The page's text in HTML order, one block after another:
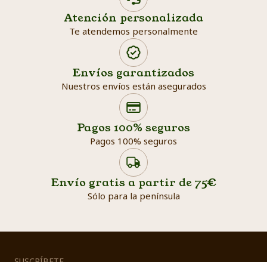
Atención personalizada
Te atendemos personalmente
Envíos garantizados
Nuestros envíos están asegurados
Pagos 100% seguros
Pagos 100% seguros
Envío gratis a partir de 75€
Sólo para la península
Search products